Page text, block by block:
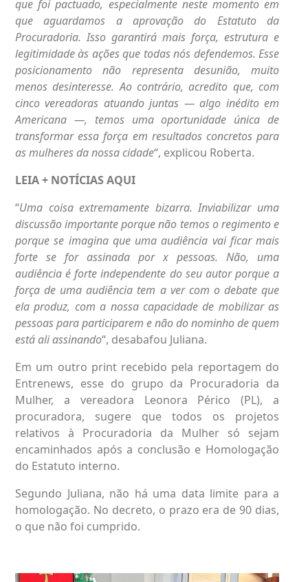
que foi pactuado, especialmente neste momento em
que aguardamos a aprovação do Estatuto da
Procuradoria. Isso garantirá mais força, estrutura e
legitimidade às ações que todas nós defendemos. Esse
posicionamento não representa desunião, muito
menos desinteresse. Ao contrário, acredito que, com
cinco vereadoras atuando juntas — algo inédito em
Americana —, temos uma oportunidade única de
transformar essa força em resultados concretos para
as mulheres da nossa cidade“, explicou Roberta.
LEIA + NOTÍCIAS AQUI
“Uma coisa extremamente bizarra. Inviabilizar uma
discussão importante porque não temos o regimento e
porque se imagina que uma audiência vai ficar mais
forte se for assinada por x pessoas. Não, uma
audiência é forte independente do seu autor porque a
força de uma audiência tem a ver com o debate que
ela produz, com a nossa capacidade de mobilizar as
pessoas para participarem e não do nominho de quem
está ali assinando“, desabafou Juliana.
Em um outro print recebido pela reportagem do
Entrenews, esse do grupo da Procuradoria da
Mulher, a vereadora Leonora Périco (PL), a
procuradora, sugere que todos os projetos
relativos à Procuradoria da Mulher só sejam
encaminhados após a conclusão e Homologação
do Estatuto interno.
Segundo Juliana, não há uma data limite para a
homologação. No decreto, o prazo era de 90 dias,
o que não foi cumprido.